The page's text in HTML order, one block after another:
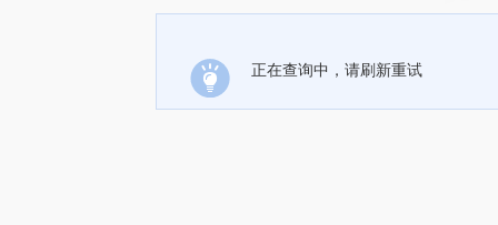
正在查询中，请刷新重试